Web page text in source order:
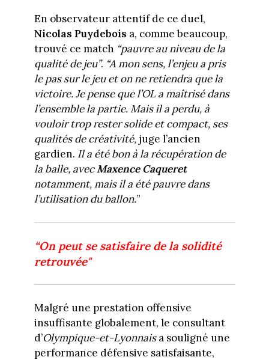
En observateur attentif de ce duel,
Nicolas Puydebois a, comme beaucoup,
trouvé ce match “pauvre au niveau de la
qualité de jeu”. “A mon sens, l’enjeu a pris
le pas sur le jeu et on ne retiendra que la
victoire. Je pense que l’OL a maîtrisé dans
l’ensemble la partie. Mais il a perdu, à
vouloir trop rester solide et compact, ses
qualités de créativité,juge l’ancien
gardien. Il a été bon à la récupération de
la balle, avecMaxence Caqueret
notamment, mais il a été pauvre dans
l’utilisation du ballon.”
“On peut se satisfaire de la solidité
retrouvée"
Malgré une prestation offensive
insuffisante globalement, le consultant
d’Olympique-et-Lyonnaisa souligné une
performance défensive satisfaisante,